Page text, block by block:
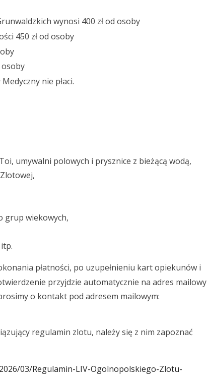
wynosi 400 zł od osoby
450 zł od osoby
osoby
nie płaci.
umywalni polowych i prysznice z bieżącą wodą,
grup wiekowych,
płatności, po uzupełnieniu kart opiekunów i
przyjdzie automatycznie na adres mailowy
o kontakt pod adresem mailowym:
regulamin zlotu, należy się z nim zapoznać
03/Regulamin-LIV-Ogolnopolskiego-Zlotu-